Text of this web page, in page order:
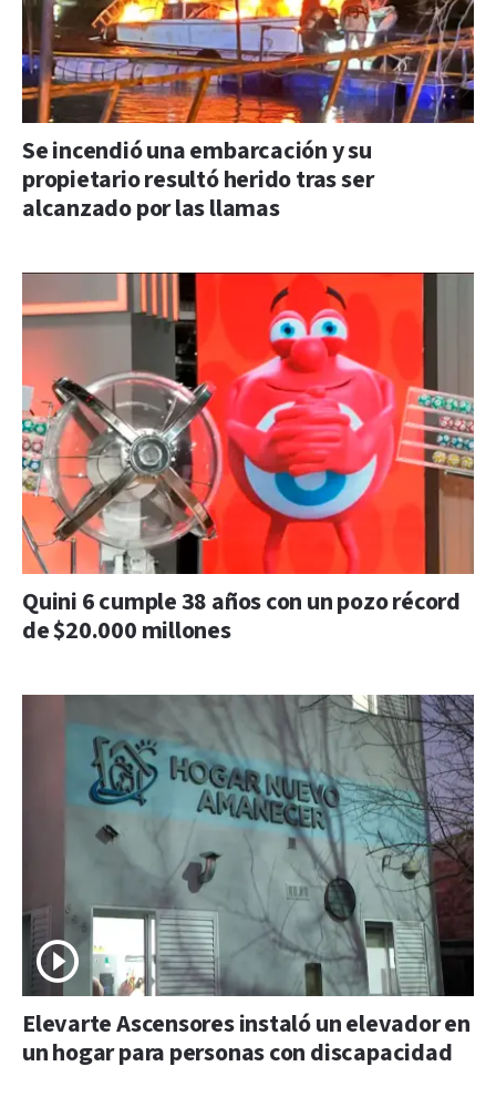
Se incendió una embarcación y su
propietario resultó herido tras ser
alcanzado por las llamas
Quini 6 cumple 38 años con un pozo récord
de $20.000 millones
Elevarte Ascensores instaló un elevador en
un hogar para personas con discapacidad